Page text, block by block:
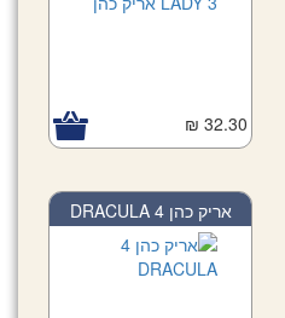
32.30 ₪
אריק כהן 4 DRACULA